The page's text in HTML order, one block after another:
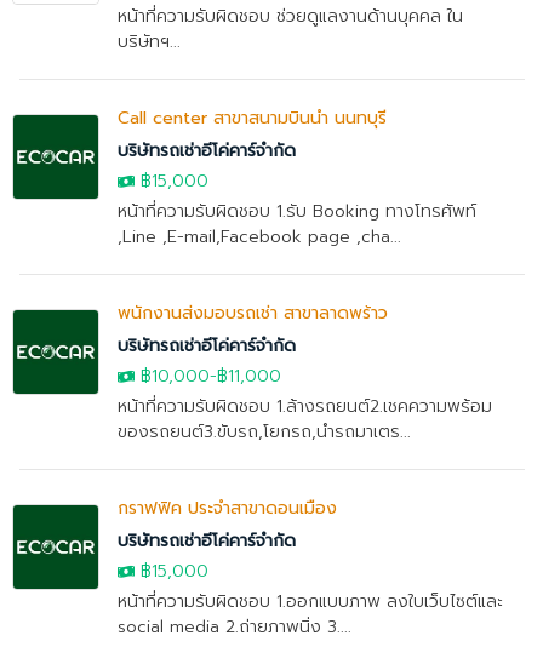
หน้าที่ความรับผิดชอบ ช่วยดูแลงานด้านบุคคล ใน
บริษัทฯ...
Call center สาขาสนามบินน้ำ นนทบุรี
บริษัทรถเช่าอีโค่คาร์จำกัด
฿15,000
หน้าที่ความรับผิดชอบ 1.รับ Booking ทางโทรศัพท์
,Line ,E-mail,Facebook page ,cha...
พนักงานส่งมอบรถเช่า สาขาลาดพร้าว
บริษัทรถเช่าอีโค่คาร์จำกัด
฿10,000-฿11,000
หน้าที่ความรับผิดชอบ 1.ล้างรถยนต์2.เชคความพร้อม
ของรถยนต์3.ขับรถ,โยกรถ,นำรถมาเตร...
กราฟฟิค ประจำสาขาดอนเมือง
บริษัทรถเช่าอีโค่คาร์จำกัด
฿15,000
หน้าที่ความรับผิดชอบ 1.ออกแบบภาพ ลงใบเว็บไซต์และ
social media 2.ถ่ายภาพนิ่ง 3....